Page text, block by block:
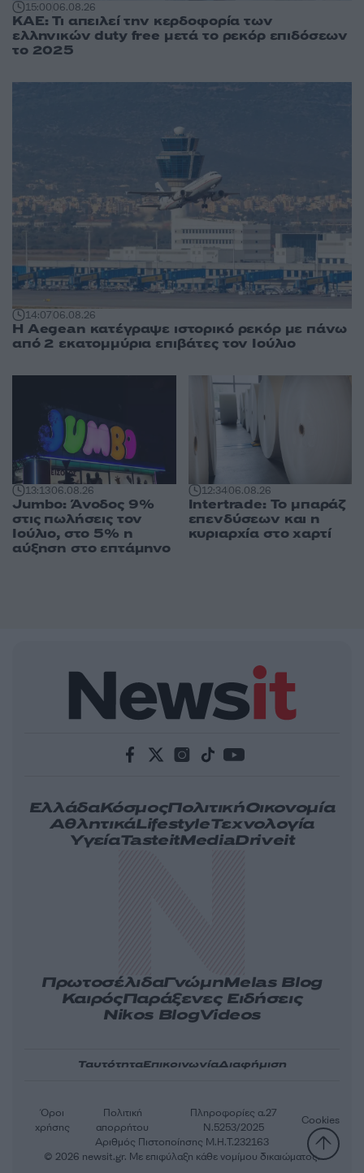
15:0006.08.26
ΚΑΕ: Τι απειλεί την κερδοφορία των
ελληνικών duty free μετά το ρεκόρ επιδόσεων
το 2025
14:0706.08.26
Η Aegean κατέγραψε ιστορικό ρεκόρ με πάνω
από 2 εκατομμύρια επιβάτες τον Ιούλιο
13:1306.08.26
Jumbo: Άνοδος 9%
στις πωλήσεις τον
Ιούλιο, στο 5% η
αύξηση στο επτάμηνο
12:3406.08.26
Intertrade: Το μπαράζ
επενδύσεων και η
κυριαρχία στο χαρτί
ΕλλάδαΚόσμοςΠολιτικήΟικονομία
ΑθλητικάLifestyleΤεχνολογία
ΥγείαTasteitMediaDriveit
ΠρωτοσέλιδαΓνώμηMelas Blog
ΚαιρόςΠαράξενες Ειδήσεις
Nikos BlogVideos
ΤαυτότηταΕπικοινωνίαΔιαφήμιση
Αριθμός Πιστοποίησης Μ.Η.Τ.232163
Όροι
χρήσης
Πολιτική
απορρήτου
Πληροφορίες α.27
Ν.5253/2025
Cookies
© 2026 newsit.gr. Με επιφύλαξη κάθε νομίμου δικαιώματος.